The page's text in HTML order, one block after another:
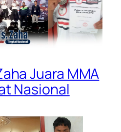
Juara MMA
Nasional